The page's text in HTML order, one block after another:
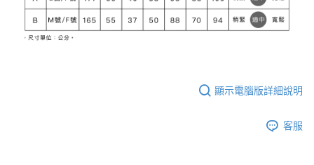
顯示電腦版詳細說明
客服